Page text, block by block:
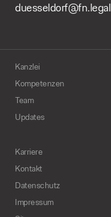
duesseldorf@fn.legal
Kanzlei
Kompetenzen
Team
Updates
Karriere
Kontakt
Datenschutz
Impressum